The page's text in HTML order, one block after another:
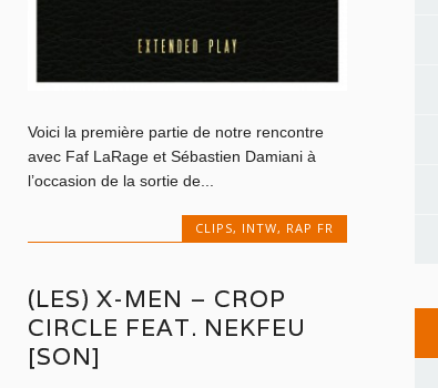
Voici la première partie de notre rencontre
avec Faf LaRage et Sébastien Damiani à
l’occasion de la sortie de...
CLIPS, INTW, RAP FR
(LES) X-MEN – CROP
CIRCLE FEAT. NEKFEU
[SON]